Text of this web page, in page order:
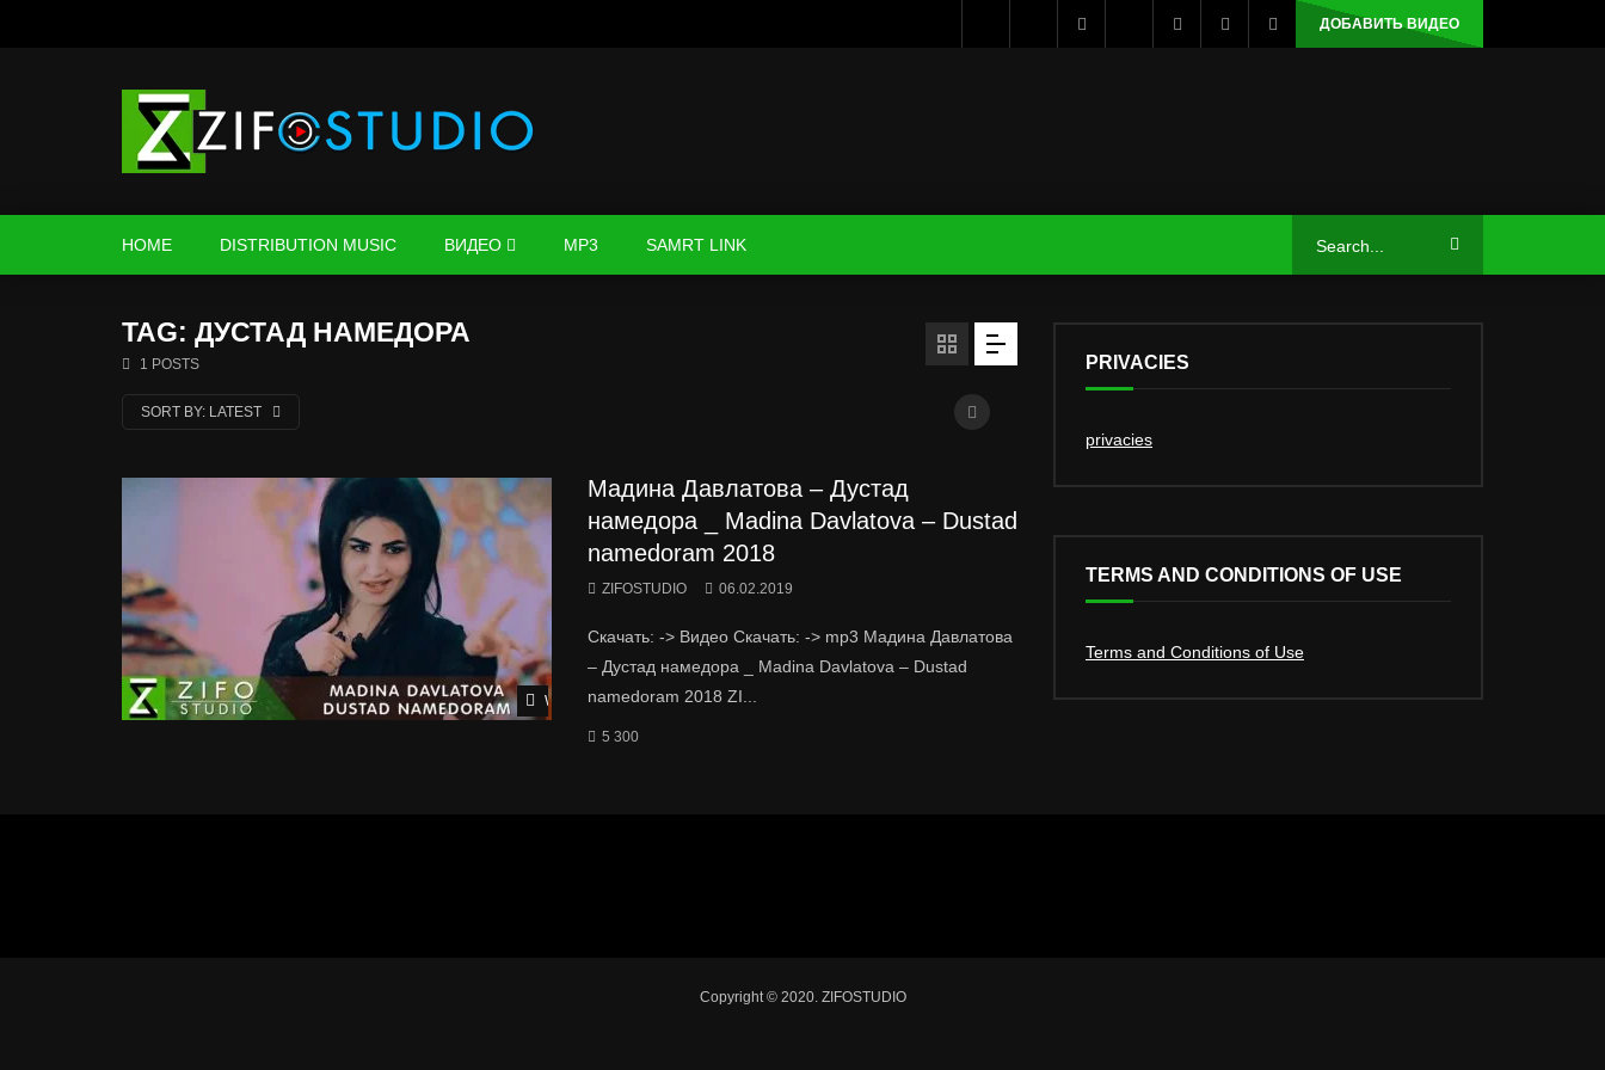
ДОБАВИТЬ ВИДЕО
HOME DISTRIBUTION MUSIC ВИДЕО MP3 SAMRT LINK
TAG: ДУСТАД НАМЕДОРА
1 POSTS
SORT BY: LATEST
Watch Later
Мадина Давлатова – Дустад
намедора _ Madina Davlatova – Dustad
namedoram 2018
ZIFOSTUDIO 06.02.2019
Скачать: -> Видео Скачать: -> mp3 Мадина Давлатова
– Дустад намедора _ Madina Davlatova – Dustad
namedoram 2018 ZI...
5 300
PRIVACIES
privacies
TERMS AND CONDITIONS OF USE
Terms and Conditions of Use
Copyright © 2020. ZIFOSTUDIO